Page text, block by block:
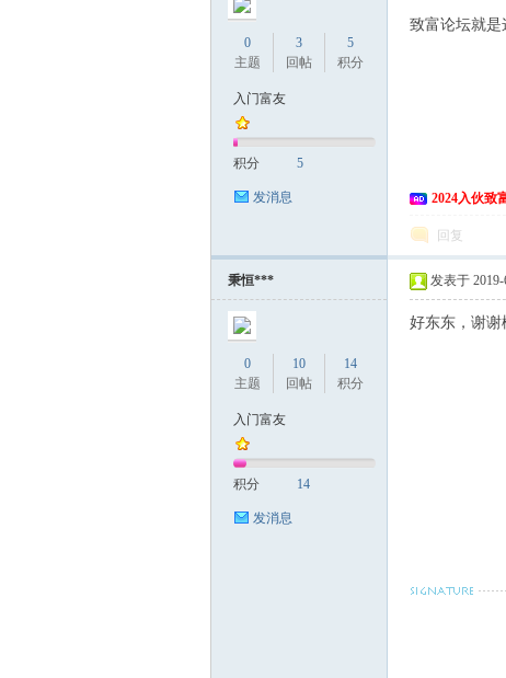
0
主题
3
回帖
5
积分
入门富友
积分 5
发消息
致富论坛就
2024入伙致
回复
秉恒***
0
主题
10
回帖
14
积分
入门富友
积分 14
发消息
发表于 2019-
好东东，谢谢